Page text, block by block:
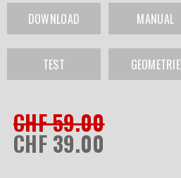
DOWNLOAD MANUAL
TEST GEOMETRIE
CHF 59.00
CHF 39.00